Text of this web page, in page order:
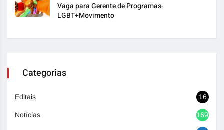
Vaga para Gerente de Programas-
LGBT+Movimento
Categorias
Editais 16
Notícias 1692